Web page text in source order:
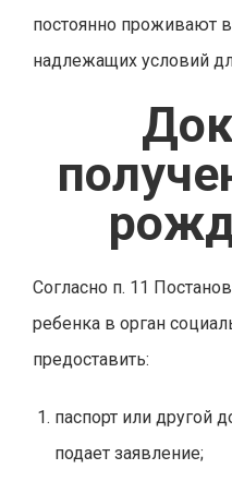
постоянно проживают
надлежащих условий
Согласно п. 11
ребенка в орган
предоставить:
паспорт или другой
подает заявление;